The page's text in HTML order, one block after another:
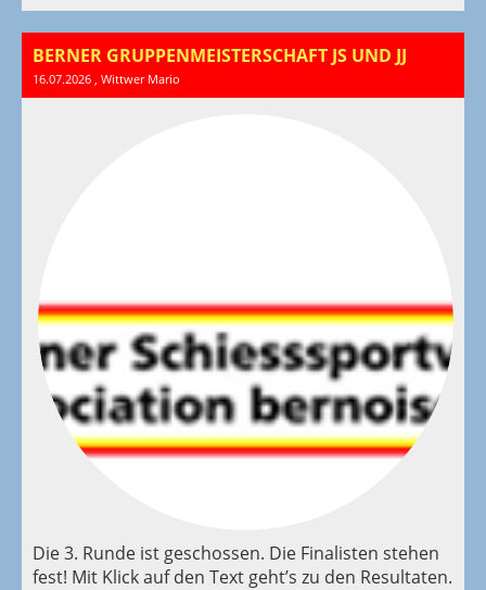
BERNER GRUPPENMEISTERSCHAFT JS UND JJ
16.07.2026 , Wittwer Mario
Die 3. Runde ist geschossen. Die Finalisten stehen
fest! Mit Klick auf den Text geht’s zu den Resultaten.